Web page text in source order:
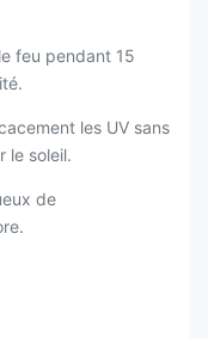
feu pendant 15
les UV sans
le soleil.
de